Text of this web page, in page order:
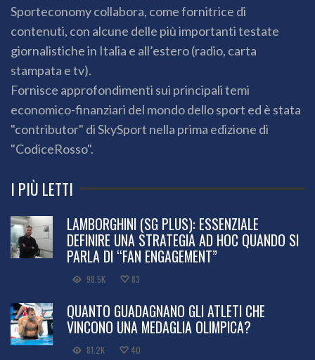
Sporteconomy collabora, come fornitrice di
contenuti, con alcune delle più importanti testate
giornalistiche in Italia e all’estero (radio, carta
stampata e tv).
Fornisce approfondimenti sui principali temi
economico-finanziari del mondo dello sport ed è stata
"contributor" di SkySport nella prima edizione di
"CodiceRosso".
I PIÙ LETTI
LAMBORGHINI (SG PLUS): ESSENZIALE
DEFINIRE UNA STRATEGIA AD HOC QUANDO SI
PARLA DI “FAN ENGAGEMENT”
98.5K 83
QUANTO GUADAGNANO GLI ATLETI CHE
VINCONO UNA MEDAGLIA OLIMPICA?
81.2K 40